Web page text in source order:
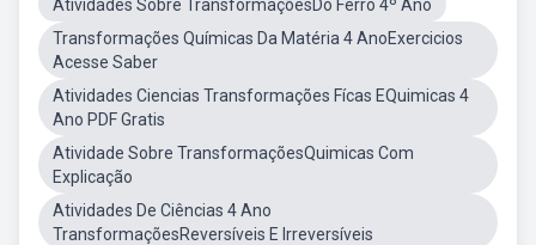
Atividades Sobre TransformaçõesDo Ferro 4º Ano
Transformações Químicas Da Matéria 4 AnoExercicios
Acesse Saber
Atividades Ciencias Transformações Fícas EQuimicas 4
Ano PDF Gratis
Atividade Sobre TransformaçõesQuimicas Com
Explicação
Atividades De Ciências 4 Ano
TransformaçõesReversíveis E Irreversíveis